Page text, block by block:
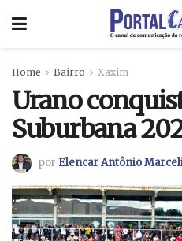
Home Bairro Xaxim
Urano
Suburbana
por Elencar Antônio